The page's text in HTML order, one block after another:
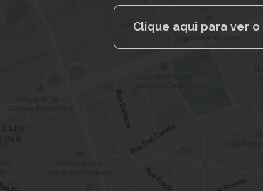
Clique aqui para ver